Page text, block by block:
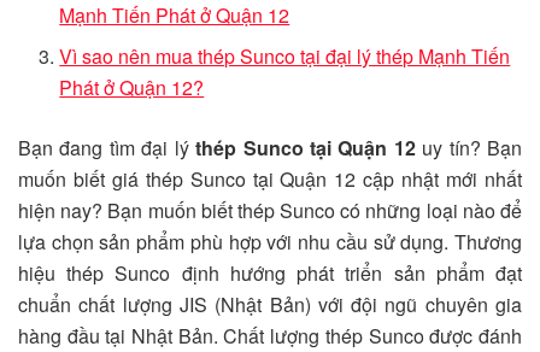
Mạnh Tiến Phát ở Quận 12
Vì sao nên mua thép Sunco tại đại lý thép Mạnh Tiến
Phát ở Quận 12?
Bạn đang tìm đại lýthép Sunco tại Quận 12uy tín? Bạn
muốn biết giá thép Sunco tại Quận 12 cập nhật mới nhất
hiện nay? Bạn muốn biết thép Sunco có những loại nào để
lựa chọn sản phẩm phù hợp với nhu cầu sử dụng. Thương
hiệu thép Sunco định hướng phát triển sản phẩm đạt
chuẩn chất lượng JIS (Nhật Bản) với đội ngũ chuyên gia
hàng đầu tại Nhật Bản. Chất lượng thép Sunco được đánh